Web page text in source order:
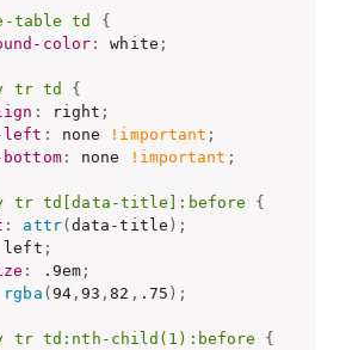
table td
{
color: white ;
tr td
{
: right ;
left : none !important ;
: none !important ;
tr td[data-title]:before
{
: attr(data-title ) ;
left ;
: .9em ;
rgba (94,93 ,82 , .75 ) ;
tr td:nth-child(1):before
{